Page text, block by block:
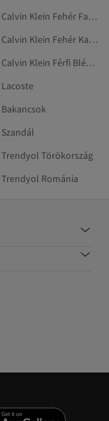
Calvin Klein Fehér Farmerek
Calvin Klein Fehér Kalapok, Sapkák És Kesztyűk
Calvin Klein Férfi Blézerek És Mellények
Lacoste
Bakancsok
Szandál
Trendyol Törökország
Trendyol Románia